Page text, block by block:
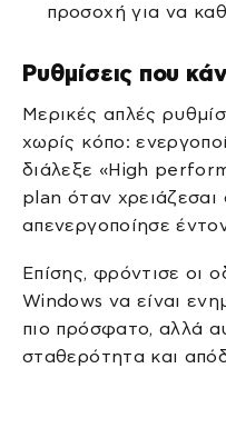
προσοχή για να
Ρυθμίσεις που
Μερικές απλές
χωρίς κόπο:
διάλεξε «High
plan όταν χρειάζεσαι
απενεργοποίησε
Επίσης, φρόντισε οι
Windows να είναι
πιο πρόσφατο, αλλά
σταθερότητα και